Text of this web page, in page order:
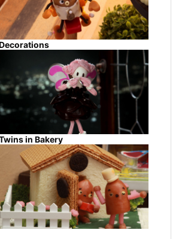
in Bakery